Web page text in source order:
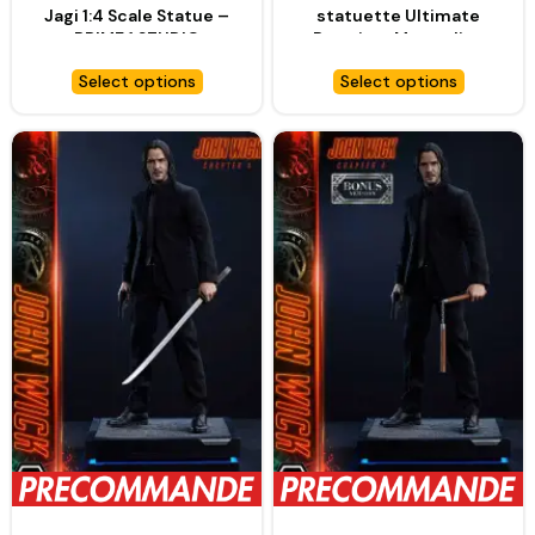
Jagi 1:4 Scale Statue –
PRIME 1 STUDIO
Select options
statuette Ultimate
Premium Masterline
Kusanagi – PRIME 1
Select options